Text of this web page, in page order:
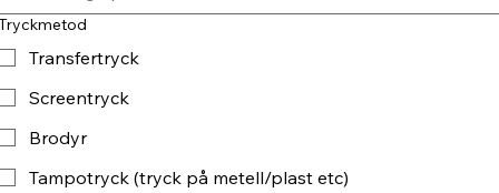
Transfertryck
Screentryck
Brodyr
Tampotryck (tryck på metell/plast etc)